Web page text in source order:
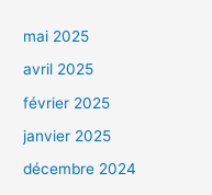
mai 2025
avril 2025
février 2025
janvier 2025
décembre 2024